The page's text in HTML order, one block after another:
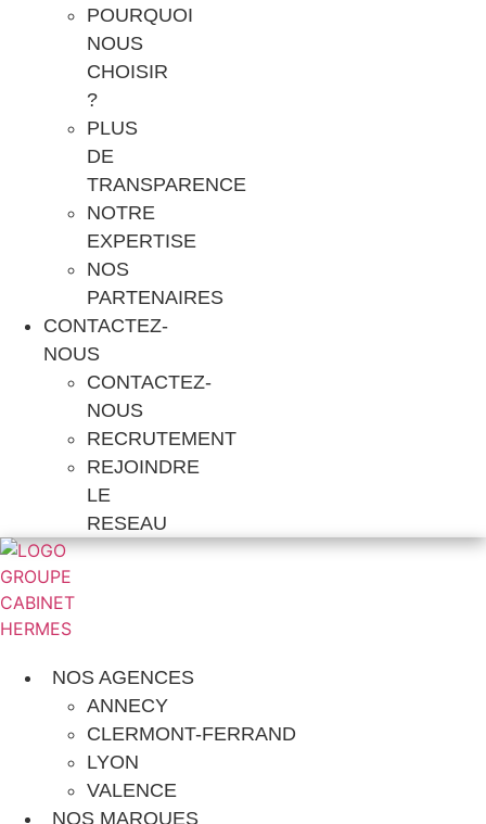
POURQUOI
NOUS
CHOISIR
?
PLUS
DE
TRANSPARENCE
NOTRE
EXPERTISE
NOS
PARTENAIRES
CONTACTEZ-
NOUS
CONTACTEZ-
NOUS
RECRUTEMENT
REJOINDRE
LE
RESEAU
NOS AGENCES
ANNECY
CLERMONT-FERRAND
LYON
VALENCE
NOS MARQUES